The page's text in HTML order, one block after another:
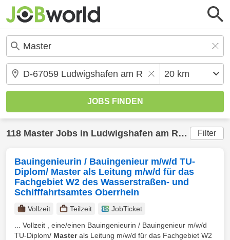
118 Master Jobs in Ludwigshafen am Rhein (20
Filter
Bauingenieurin / Bauingenieur m/w/d TU-
Diplom/ Master als Leitung m/w/d für das
Fachgebiet W2 des Wasserstraßen- und
Schifffahrtsamtes Oberrhein
Vollzeit Teilzeit
JobTicket
... Vollzeit , eine/einen Bauingenieurin / Bauingenieur m/w/d
TU-Diplom/ Masterals Leitung m/w/d für das Fachgebiet W2